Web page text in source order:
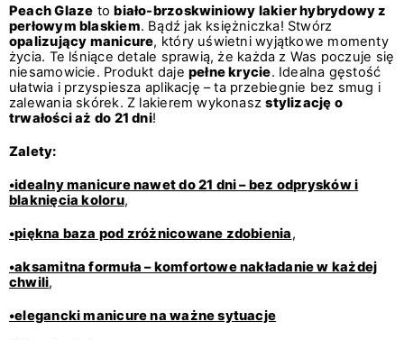
Peach Glaze to biało-brzoskwiniowy lakier hybrydowy z
perłowym blaskiem. Bądź jak księżniczka! Stwórz
opalizujący manicure, który uświetni wyjątkowe momenty
życia. Te lśniące detale sprawią, że każda z Was poczuje się
niesamowicie. Produkt daje pełne krycie. Idealna gęstość
ułatwia i przyspiesza aplikację – ta przebiegnie bez smug i
zalewania skórek. Z lakierem wykonaszstylizację o
trwałości aż do 21 dni!
Zalety:
•idealny manicure nawet do 21 dni – bez odprysków i
blaknięcia koloru,
•piękna baza pod zróżnicowane zdobienia,
•aksamitna formuła – komfortowe nakładanie w każdej
chwili,
•elegancki manicure na ważne sytuacje